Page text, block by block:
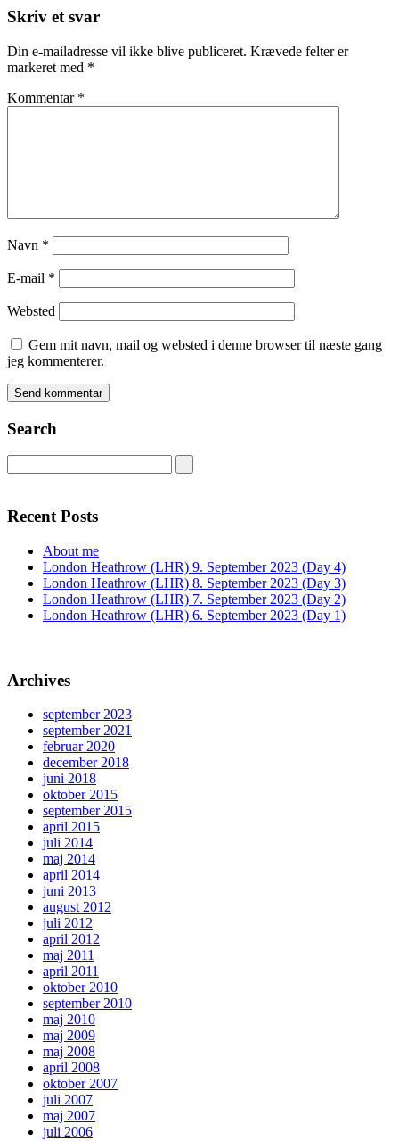
Skriv et svar
Din e-mailadresse vil ikke blive publiceret. Krævede felter er
markeret med *
Kommentar *
Navn *
E-mail *
Websted
Gem mit navn, mail og websted i denne browser til næste gang
jeg kommenterer.
Search
Recent Posts
About me
London Heathrow (LHR) 9. September 2023 (Day 4)
London Heathrow (LHR) 8. September 2023 (Day 3)
London Heathrow (LHR) 7. September 2023 (Day 2)
London Heathrow (LHR) 6. September 2023 (Day 1)
Archives
september 2023
september 2021
februar 2020
december 2018
juni 2018
oktober 2015
september 2015
april 2015
juli 2014
maj 2014
april 2014
juni 2013
august 2012
juli 2012
april 2012
maj 2011
april 2011
oktober 2010
september 2010
maj 2010
maj 2009
maj 2008
april 2008
oktober 2007
juli 2007
maj 2007
juli 2006